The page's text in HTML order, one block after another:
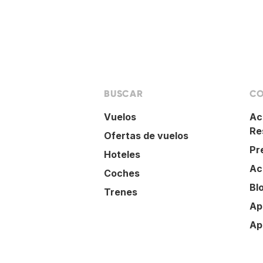
BUSCAR
Vuelos
Ofertas de vuelos
Hoteles
Coches
Trenes